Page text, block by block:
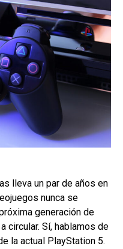
lleva un par de años en
nunca se
generación de
circular. Sí, hablamos de
la actual PlayStation 5.